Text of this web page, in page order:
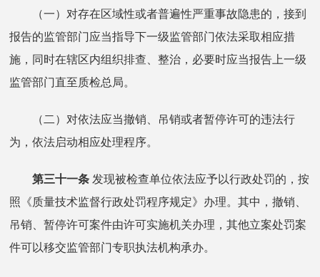
（一）对存在区域性或者普遍性严重事故隐患的，接到
报告的监管部门应当指导下一级监管部门依法采取相应措
施，同时在辖区内组织排查、整治，必要时应当报告上一级
监管部门直至质检总局。
（二）对依法应当撤销、吊销或者暂停许可的违法行
为，依法启动相应处理程序。
第三十一条 发现被检查单位依法应予以行政处罚的，按
照《质量技术监督行政处罚程序规定》办理。其中，撤销、
吊销、暂停许可案件由许可实施机关办理，其他立案处罚案
件可以移交监管部门专职执法机构承办。